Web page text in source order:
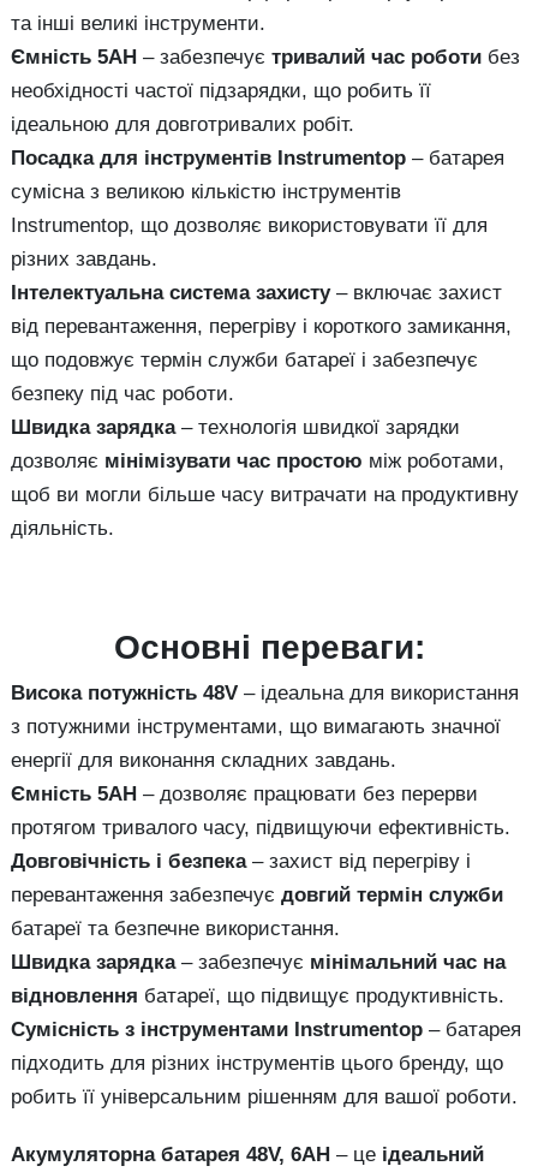
та інші великі інструменти.
Ємність 5AH – забезпечує тривалий час роботи без
необхідності частої підзарядки, що робить її
ідеальною для довготривалих робіт.
Посадка для інструментів Instrumentop – батарея
сумісна з великою кількістю інструментів
Instrumentop, що дозволяє використовувати її для
різних завдань.
Інтелектуальна система захисту– включає захист
від перевантаження, перегріву і короткого замикання,
що подовжує термін служби батареї і забезпечує
безпеку під час роботи.
Швидка зарядка– технологія швидкої зарядки
дозволяє мінімізувати час простою між роботами,
щоб ви могли більше часу витрачати на продуктивну
діяльність.
Основні переваги:
Висока потужність 48V – ідеальна для використання
з потужними інструментами, що вимагають значної
енергії для виконання складних завдань.
Ємність 5AH – дозволяє працювати без перерви
протягом тривалого часу, підвищуючи ефективність.
Довговічність і безпека– захист від перегріву і
перевантаження забезпечує довгий термін служби
батареї та безпечне використання.
Швидка зарядка– забезпечує мінімальний час на
відновлення батареї, що підвищує продуктивність.
Сумісність з інструментами Instrumentop – батарея
підходить для різних інструментів цього бренду, що
робить її універсальним рішенням для вашої роботи.
Акумуляторна батарея 48V, 6AH – це ідеальний